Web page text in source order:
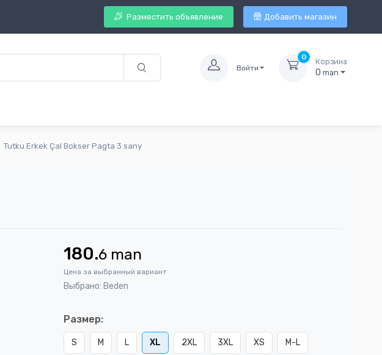
Разместить объявление Добавить магазин
Войти
0
Корзина
0 man
Tutku Erkek Çal Bokser Pagta 3 sany
180.6 man
Цена за выбранный вариант
Выбрано: Beden
Размер:
S M L XL 2XL 3XL XS M-L